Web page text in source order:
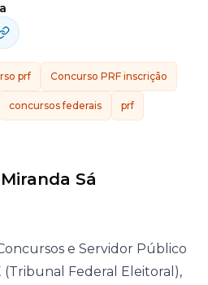
prf Concurso PRF inscrição
concursos federais prf
Sá
e Servidor Público
(Tribunal Federal Eleitoral),